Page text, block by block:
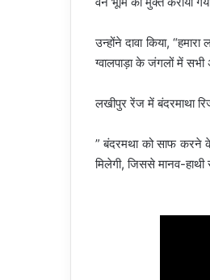
उन्होंने दावा किया,
ग्वालपाड़ा के जंगलों में सभी
लखीपुर रेंज में बंदरमाथा
” बंदरमथा को साफ करने
मिलेगी, जिससे मानव-